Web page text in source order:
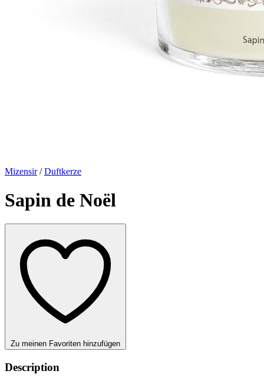
Mizensir/Duftkerze
Sapin de Noël
Zu meinen Favoriten hinzufügen
Description